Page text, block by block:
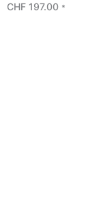
CHF 197.00 *